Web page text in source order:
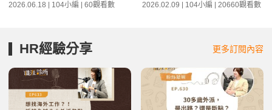
2026.06.18 | 104小編 | 60觀看數 2026.02.09 | 104小編 | 20660觀看數
HR經驗分享 更多訂閱內容